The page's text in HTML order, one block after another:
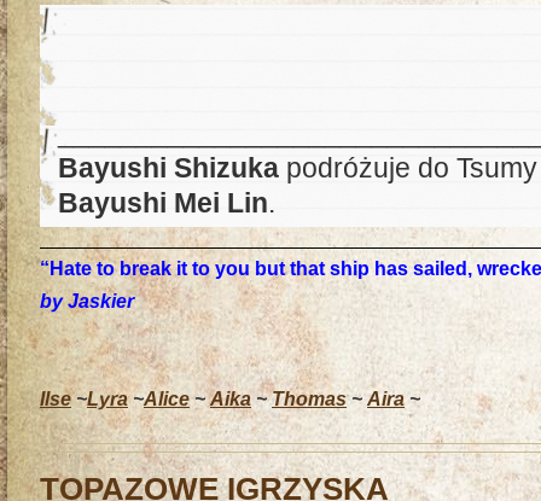
Bayushi Shizuka podróżuje do
Bayushi Mei Lin.
“Hate to break it to you but that ship has sailed,
by Jaskier
Ilse~Lyra~Alice~Aika~Thomas~ Aira ~
TOPAZOWE IGRZYSKA